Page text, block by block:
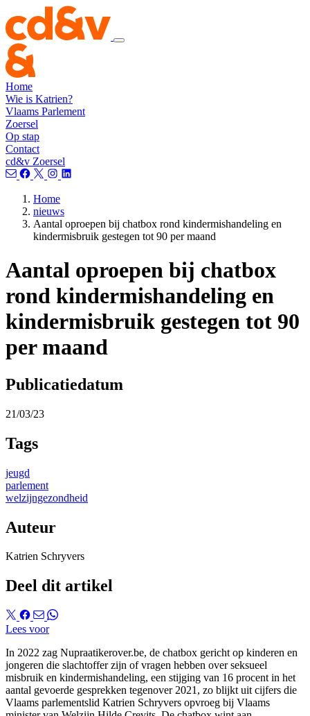
Home
Wie is Katrien?
Vlaams Parlement
Zoersel
Op stap
Contact
cd&v Zoersel
Home
nieuws
Aantal oproepen bij chatbox rond kindermishandeling en
kindermisbruik gestegen tot 90 per maand
Aantal oproepen bij chatbox
rond kindermishandeling en
kindermisbruik gestegen tot 90
per maand
Publicatiedatum
21/03/23
Tags
jeugd
parlement
welzijngezondheid
Auteur
Katrien Schryvers
Deel dit artikel
Lees voor
In 2022 zag Nupraatikerover.be, de chatbox gericht op kinderen en
jongeren die slachtoffer zijn of vragen hebben over seksueel
misbruik en kindermishandeling, een stijging van 16 procent in het
aantal gevoerde gesprekken tegenover 2021, zo blijkt uit cijfers die
Vlaams parlementslid Katrien Schryvers opvroeg bij Vlaams